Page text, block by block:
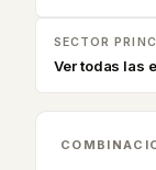
SECTOR
Ver todas las